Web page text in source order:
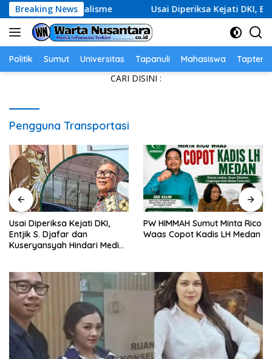
Skip
to
content
Breaking News
Nasionalisme Usai Diperiksa Kejati DKI, Entjik S.
Politik Sumut Universitas Tapanuli Mahasiswa Tapteng
CARI DISINI :
Pengguna Transportasi
Usai Diperiksa Kejati DKI,
Entjik S. Djafar dan
Kuseryansyah Hindari Media,
PW HIMMAH Sumut Minta Rico
Waas Copot Kadis LH Medan